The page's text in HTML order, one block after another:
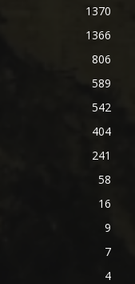
1370
1366
806
589
542
404
241
58
16
9
7
4